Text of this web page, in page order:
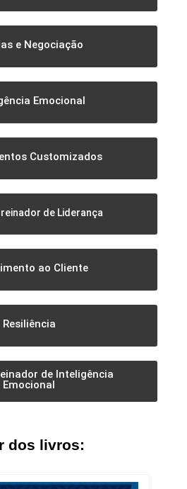
e Negociação
Emocional
Customizados
de Liderança
ao Cliente
Resiliência
de Inteligência
Emocional
dos livros: